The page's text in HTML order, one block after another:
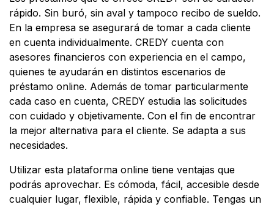
rápido. Sin buró, sin aval y tampoco recibo de sueldo.
En la empresa se asegurará de tomar a cada cliente
en cuenta individualmente. CREDY cuenta con
asesores financieros con experiencia en el campo,
quienes te ayudarán en distintos escenarios de
préstamo online. Además de tomar particularmente
cada caso en cuenta, CREDY estudia las solicitudes
con cuidado y objetivamente. Con el fin de encontrar
la mejor alternativa para el cliente. Se adapta a sus
necesidades.
Utilizar esta plataforma online tiene ventajas que
podrás aprovechar. Es cómoda, fácil, accesible desde
cualquier lugar, flexible, rápida y confiable. Tengas un